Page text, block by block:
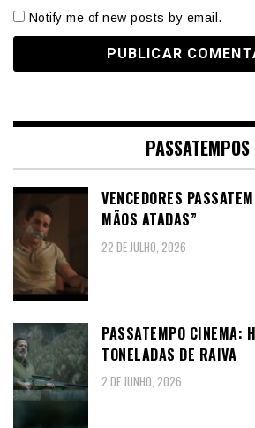
Notify me of new posts by email.
PASSATEMPOS
VENCEDORES
MÃOS ATADAS”
22 DE JULHO, 2026
PASSATEMPO CINEMA:
TONELADAS DE RAIVA
2 DE JUNHO, 2026